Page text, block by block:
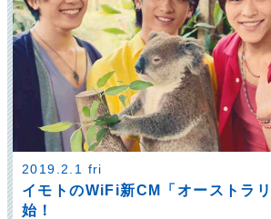
2019.2.1 fri
イモトのWiFi新CM「オーストラ
始！